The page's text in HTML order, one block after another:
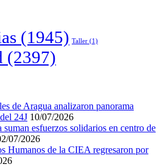
(1945) Taller (1)
(2397)
de Aragua analizaron panorama
24J 10/07/2026
esfuerzos solidarios en centro de
07/2026
Humanos de la CIEA regresaron por